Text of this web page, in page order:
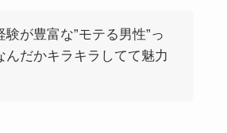
験が豊富な”モテる男性”っ
んだかキラキラしてて魅力